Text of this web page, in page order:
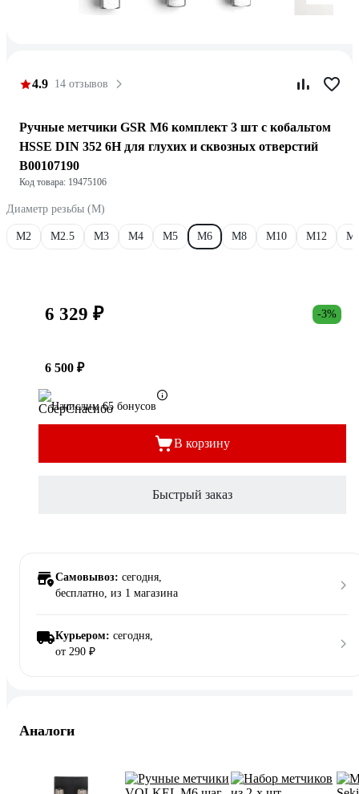
4.9 14 отзывов
Ручные метчики GSR М6 комплект 3 шт с кобальтом
HSSE DIN 352 6H для глухих и сквозных отверстий
B00107190
Код товара: 19475106
Диаметр резьбы (М)
М2 М2.5 М3 М4 М5 М6 М8 М10 М12
6 329 ₽ -3%
6 500 ₽
Начислим 65 бонусов
В корзину
Быстрый заказ
Самовывоз: сегодня,
бесплатно, из 1 магазина
Курьером: сегодня,
от 290 ₽
Аналоги